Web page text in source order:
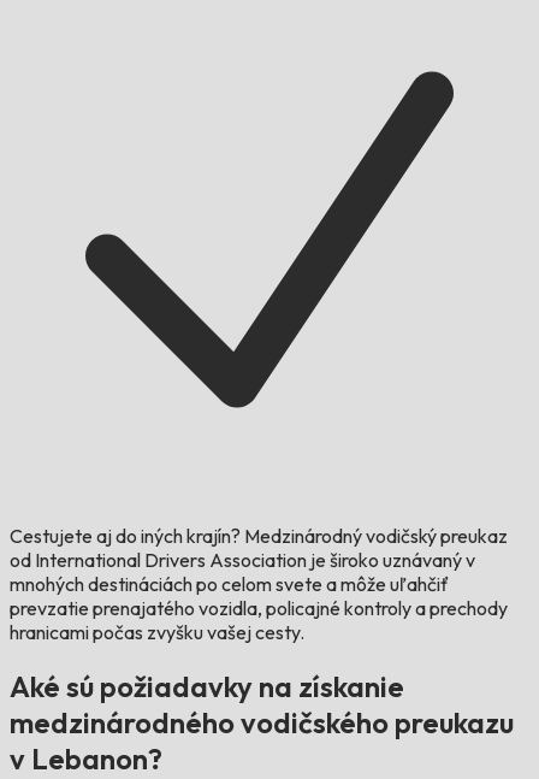
Cestujete aj do iných krajín? Medzinárodný vodičský preukaz
od International Drivers Association je široko uznávaný v
mnohých destináciách po celom svete a môže uľahčiť
prevzatie prenajatého vozidla, policajné kontroly a prechody
hranicami počas zvyšku vašej cesty.
Aké sú požiadavky na získanie
medzinárodného vodičského preukazu
v Lebanon?